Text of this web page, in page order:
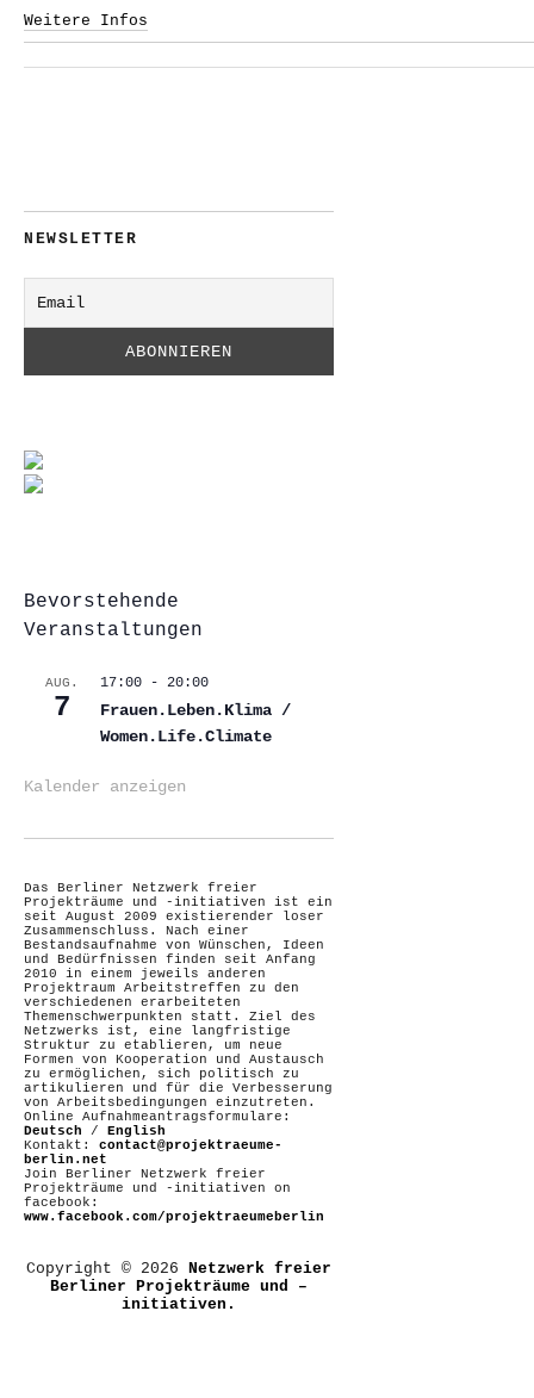
Weitere Infos
NEWSLETTER
Bevorstehende
Veranstaltungen
AUG.
7
17:00 - 20:00
Frauen.Leben.Klima /
Women.Life.Climate
Kalender anzeigen
Das Berliner Netzwerk freier
Projekträume und -initiativen ist ein
seit August 2009 existierender loser
Zusammenschluss. Nach einer
Bestandsaufnahme von Wünschen, Ideen
und Bedürfnissen finden seit Anfang
2010 in einem jeweils anderen
Projektraum Arbeitstreffen zu den
verschiedenen erarbeiteten
Themenschwerpunkten statt. Ziel des
Netzwerks ist, eine langfristige
Struktur zu etablieren, um neue
Formen von Kooperation und Austausch
zu ermöglichen, sich politisch zu
artikulieren und für die Verbesserung
von Arbeitsbedingungen einzutreten.
Online Aufnahmeantragsformulare:
Deutsch / English
Kontakt: contact@projektraeume-
berlin.net
Join Berliner Netzwerk freier
Projekträume und -initiativen on
facebook:
www.facebook.com/projektraeumeberlin
Copyright © 2026 Netzwerk freier
Berliner Projekträume und –
initiativen.